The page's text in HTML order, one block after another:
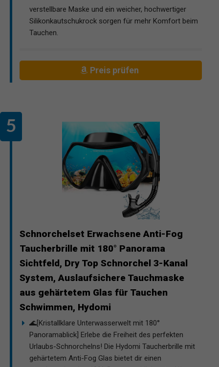
verstellbare Maske und ein weicher, hochwertiger
Silikonkautschukrock sorgen für mehr Komfort beim
Tauchen.
Preis prüfen
Schnorchelset Erwachsene Anti-Fog
Taucherbrille mit 180° Panorama
Sichtfeld, Dry Top Schnorchel 3-Kanal
System, Auslaufsichere Tauchmaske
aus gehärtetem Glas für Tauchen
Schwimmen, Hydomi
🌊[Kristallklare Unterwasserwelt mit 180°
Panoramablick] Erlebe die Freiheit des perfekten
Urlaubs-Schnorchelns! Die Hydomi Taucherbrille mit
gehärtetem Anti-Fog Glas bietet dir einen